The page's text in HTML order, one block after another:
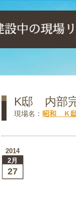
K邸 内部
現場名： 昭和 Ｋ
2014
2月
27